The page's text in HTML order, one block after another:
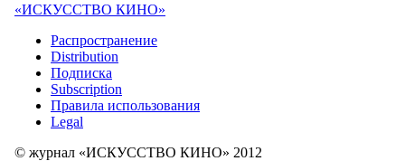
«ИСКУССТВО КИНО»
Распространение
Distribution
Подписка
Subscription
Правила использования
Legal
© журнал «ИСКУССТВО КИНО» 2012